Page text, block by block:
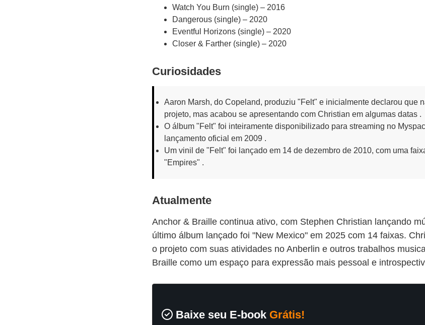
Watch You Burn (single) – 2016
Dangerous (single) – 2020
Eventful Horizons (single) – 2020
Closer & Farther (single) – 2020
Curiosidades
Aaron Marsh, do Copeland, produziu "Felt" e inicialmente declarou que
projeto, mas acabou se apresentando com Christian em algumas datas .
O álbum "Felt" foi inteiramente disponibilizado para streaming no
lançamento oficial em 2009 .
Um vinil de "Felt" foi lançado em 14 de dezembro de 2010, com uma
"Empires" .
Atualmente
Anchor & Braille continua ativo, com Stephen Christian lançando
último álbum lançado foi "New Mexico" em 2025 com 14 faixas.
o projeto com suas atividades no Anberlin e outros trabalhos
Braille como um espaço para expressão mais pessoal e
Baixe seu E-book Grátis!